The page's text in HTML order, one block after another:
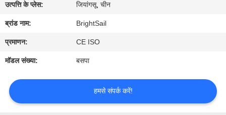
गुणवत्ता
नियंत्रण
संपर्क
करें
समाचार
उत्पत्ति के प्लेस: जियांगसू, चीन
ब्रांड नाम: BrightSail
प्रमाणन: CE ISO
मॉडल संख्या: बसपा
हमसे संपर्क करें!